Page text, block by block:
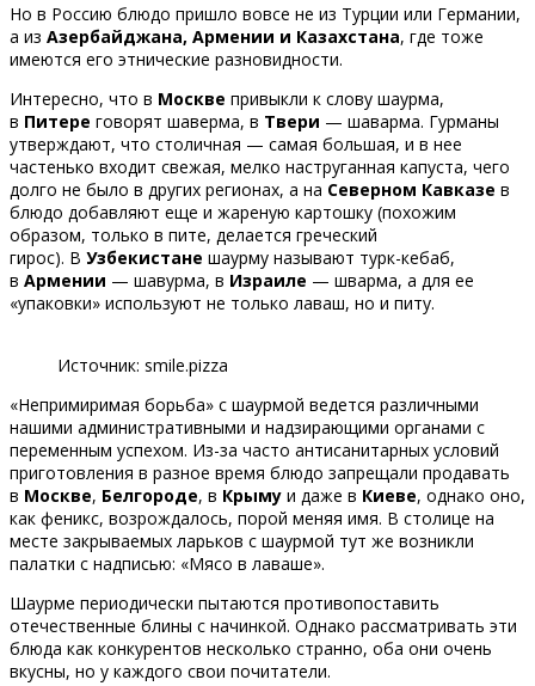
Но в Россию блюдо пришло вовсе не из Турции или Германии,
а из Азербайджана, Армении и Казахстана, где тоже
имеются его этнические разновидности.
Интересно, что в Москве привыкли к слову шаурма,
в Питере говорят шаверма, в Твери — шаварма. Гурманы
утверждают, что столичная — самая большая, и в нее
частенько входит свежая, мелко наструганная капуста, чего
долго не было в других регионах, а на Северном Кавказе в
блюдо добавляют еще и жареную картошку (похожим
образом, только в пите, делается греческий
гирос). В Узбекистане шаурму называют турк-кебаб,
в Армении — шавурма, в Израиле — шварма, а для ее
«упаковки» используют не только лаваш, но и питу.
Источник: smile.pizza
«Непримиримая борьба» с шаурмой ведется различными
нашими административными и надзирающими органами с
переменным успехом. Из-за часто антисанитарных условий
приготовления в разное время блюдо запрещали продавать
в Москве, Белгороде, в Крыму и даже в Киеве, однако оно,
как феникс, возрождалось, порой меняя имя. В столице на
месте закрываемых ларьков с шаурмой тут же возникли
палатки с надписью: «Мясо в лаваше».
Шаурме периодически пытаются противопоставить
отечественные блины с начинкой. Однако рассматривать эти
блюда как конкурентов несколько странно, оба они очень
вкусны, но у каждого свои почитатели.